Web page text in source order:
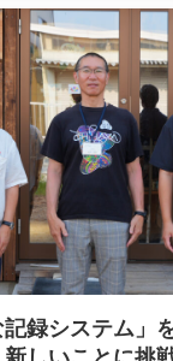
記録システム」